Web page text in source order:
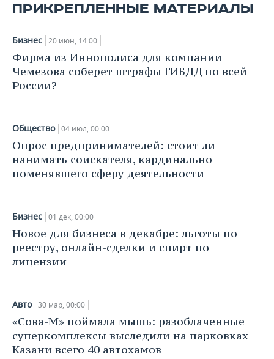
ХОККЕЙ С МЯЧОМ
ПРОИСШЕСТВИЯ
ПРИКРЕПЛЕННЫЕ МАТЕРИАЛЫ
Бизнес 20 июн, 14:00
Фирма из Иннополиса для компании
Чемезова соберет штрафы ГИБДД по всей
России?
Общество 04 июл, 00:00
Опрос предпринимателей: стоит ли
нанимать соискателя, кардинально
поменявшего сферу деятельности
Бизнес 01 дек, 00:00
Новое для бизнеса в декабре: льготы по
реестру, онлайн-сделки и спирт по
лицензии
Авто 30 мар, 00:00
«Сова-М» поймала мышь: разоблаченные
суперкомплексы выследили на парковках
Казани всего 40 автохамов